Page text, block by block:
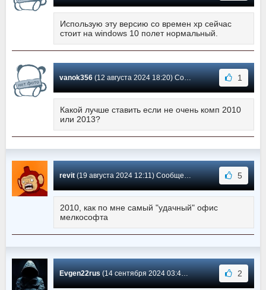
Использую эту версию со времен хр сейчас
стоит на windows 10 полет нормальный.
vanok356(12 августа 2024 18:20) Сообщение #1355 1
Какой лучше ставить если не очень комп 2010
или 2013?
revit(19 августа 2024 12:11) Сообщение #1354 5
2010, как по мне самый "удачный" офис
мелкософта
Evgen22rus(14 сентября 2024 03:45) Сообщение #1353 2